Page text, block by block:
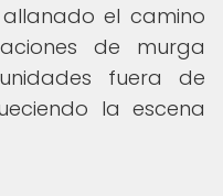
el camino
de murga
fuera de
la escena